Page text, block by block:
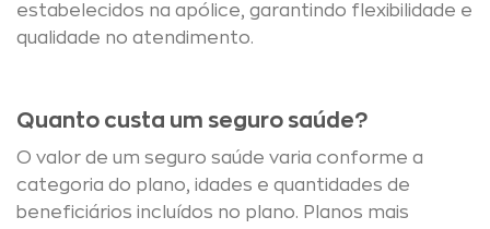
estabelecidos na apólice, garantindo flexibilidade e
qualidade no atendimento.
Quanto custa um seguro saúde?
O valor de um seguro saúde varia conforme a
categoria do plano, idades e quantidades de
beneficiários incluídos no plano. Planos mais